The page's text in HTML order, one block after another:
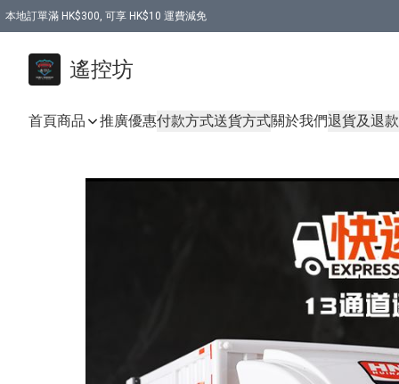
本地訂單滿 HK$300, 可享 HK$10 運費減免
遙控坊
首頁商品 推廣優惠付款方式送貨方式關於我們退貨及退